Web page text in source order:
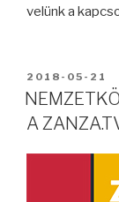
velünk a
2018-05-21
A